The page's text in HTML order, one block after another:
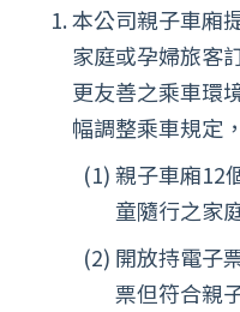
本公司親子車廂
家庭或孕婦旅客
更友善之乘車環
幅調整乘車規定
親子車廂12
童隨行之家
開放持電子
票但符合親